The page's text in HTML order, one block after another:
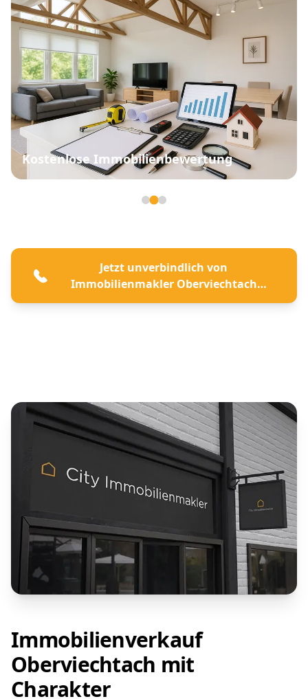
Kostenlose Immobilienbewertung
Jetzt unverbindlich von
Immobilienmakler Oberviechtach
beraten lassen
Immobilienverkauf
Oberviechtach mit
Charakter